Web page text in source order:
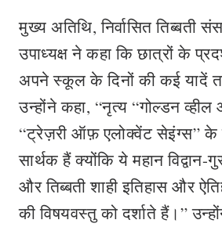
मुख्य अतिथि, निर्वासित तिब्बती
उपाध्यक्ष ने कहा कि छात्रों के
अपने स्कूल के दिनों की कई यादें
उन्होंने कहा, “नृत्य “गोल्डन
“ट्रेज़री ऑफ़ एलोक्वेंट सेइंग्स” के
सार्थक हैं क्योंकि ये महान विद्वान-
और तिब्बती शाही इतिहास और
की विषयवस्तु को दर्शाते हैं।”